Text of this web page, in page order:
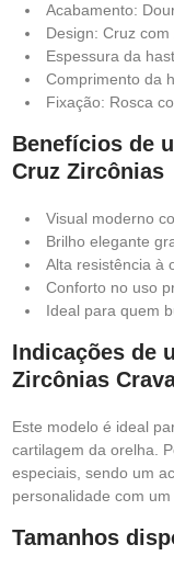
Acabamento:
Design: Cruz
Espessura da
Comprimento da
Fixação: Rosca
Benefícios de
Cruz Zircônias
Visual moderno
Brilho elegante
Alta resistência à
Conforto no uso
Ideal para quem
Indicações de
Zircônias
Este modelo é ideal
cartilagem da orelha.
especiais, sendo um
personalidade com um
Tamanhos